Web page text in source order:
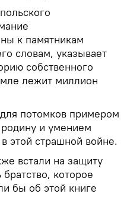
к памятникам
словам, указывает
собственного
лежит миллион
для потомков примером
и умением
этой страшной войне.
встали на защиту
которое
бы об этой книге